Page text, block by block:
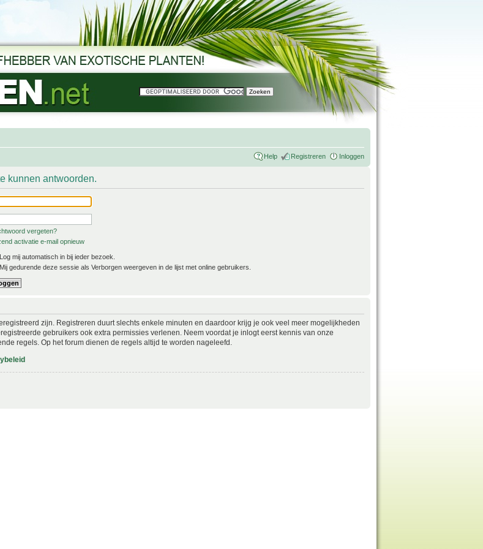
Help Registreren Inloggen
kunnen antwoorden.
vergeten?
activatie e-mail opnieuw
Log mij automatisch in bij ieder bezoek.
Mij gedurende deze sessie als Verborgen weergeven in de lijst met online gebruikers.
zijn. Registreren duurt slechts enkele minuten en daardoor krijg je ook veel meer mogelijkheden
gebruikers ook extra permissies verlenen. Neem voordat je inlogt eerst kennis van onze
regels. Op het forum dienen de regels altijd te worden nageleefd.